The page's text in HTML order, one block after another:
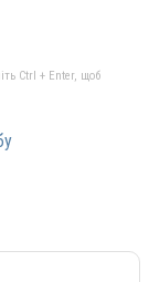
Ctrl + Enter, щоб